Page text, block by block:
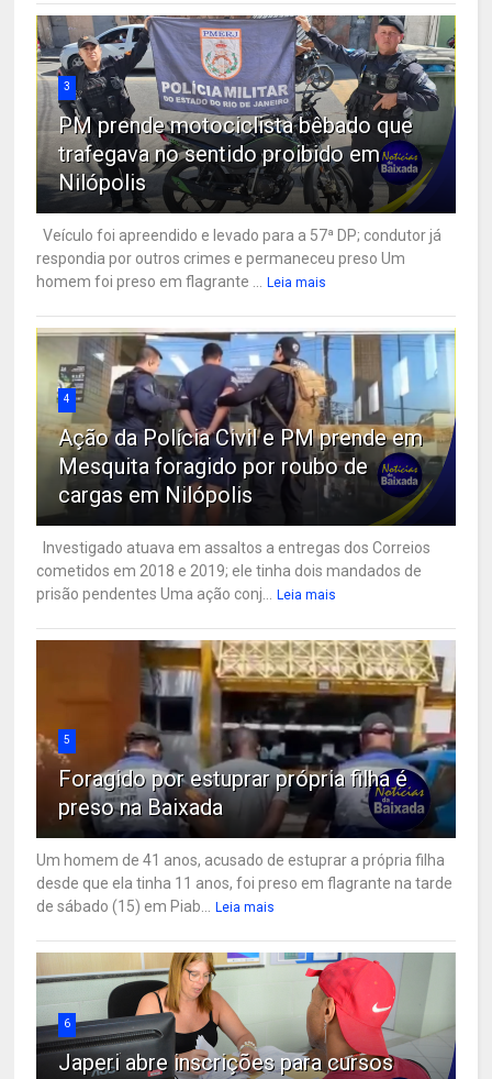
3
PM prende motociclista bêbado que
trafegava no sentido proibido em
Nilópolis
Veículo foi apreendido e levado para a 57ª DP; condutor já
respondia por outros crimes e permaneceu preso Um
homem foi preso em flagrante ...
Leia mais
4
Ação da Polícia Civil e PM prende em
Mesquita foragido por roubo de
cargas em Nilópolis
Investigado atuava em assaltos a entregas dos Correios
cometidos em 2018 e 2019; ele tinha dois mandados de
prisão pendentes Uma ação conj...
Leia mais
5
Foragido por estuprar própria filha é
preso na Baixada
Um homem de 41 anos, acusado de estuprar a própria filha
desde que ela tinha 11 anos, foi preso em flagrante na tarde
de sábado (15) em Piab...
Leia mais
6
Japeri abre inscrições para cursos